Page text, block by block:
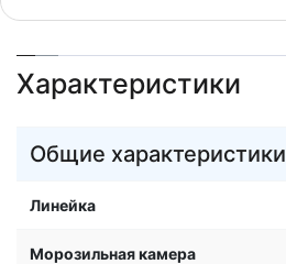
Характеристики
Общие характеристики
Линейка
Морозильная камера